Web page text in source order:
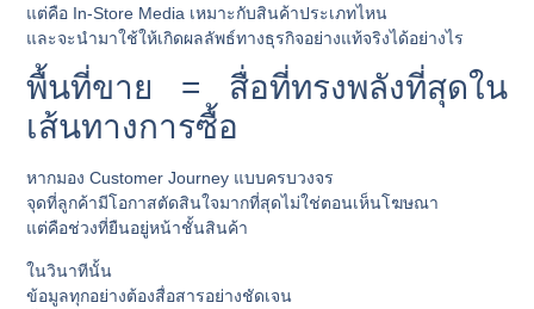
แต่คือ In-Store Media เหมาะกับสินค้าประเภทไหน
และจะนำมาใช้ให้เกิดผลลัพธ์ทางธุรกิจอย่างแท้จริงได้อย่างไร
พื้นที่ขาย = สื่อที่ทรงพลังที่สุดใน
เส้นทางการซื้อ
หากมอง Customer Journey แบบครบวงจร
จุดที่ลูกค้ามีโอกาสตัดสินใจมากที่สุดไม่ใช่ตอนเห็นโฆษณา
แต่คือช่วงที่ยืนอยู่หน้าชั้นสินค้า
ในวินาทีนั้น
ข้อมูลทุกอย่างต้องสื่อสารอย่างชัดเจน